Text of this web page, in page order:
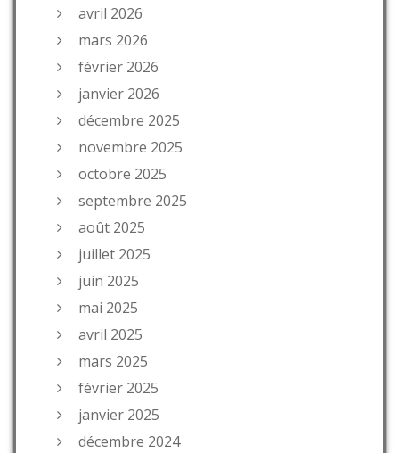
avril 2026
mars 2026
février 2026
janvier 2026
décembre 2025
novembre 2025
octobre 2025
septembre 2025
août 2025
juillet 2025
juin 2025
mai 2025
avril 2025
mars 2025
février 2025
janvier 2025
décembre 2024